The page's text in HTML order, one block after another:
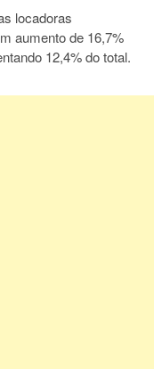
locadoras
aumento de 16,7%
12,4% do total.